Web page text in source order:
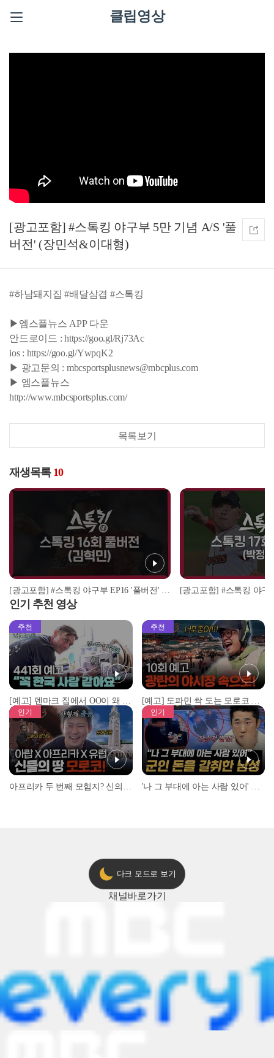
클립영상
[광고포함] #스톡킹 야구부 5만 기념 A/S '풀
버전' (장민석&이대형)
#하남돼지집 #배달삼겹 #스톡킹
▶엠스플뉴스 APP 다운
안드로이드 : https://goo.gl/Rj73Ac
ios : https://goo.gl/YwpqK2
▶ 광고문의 : mbcsportsplusnews@mbcplus.com
▶ 엠스플뉴스
http://www.mbcsportsplus.com/
목록보기
재생목록 10
[광고포함] #스톡킹 야구부 EP16 '풀버전' (김혁민)
인기 추천 영상
추천
[예고] 덴마크 집에서 OO이 왜 나와...? 이상할 정도로 한국을 사랑하는 우리 형을 제보합니다!
추천
[예고] 도파민 싹 도는 모로코 야시장 투어!
인기 인기
다크 모드로 보기
채널바로가기